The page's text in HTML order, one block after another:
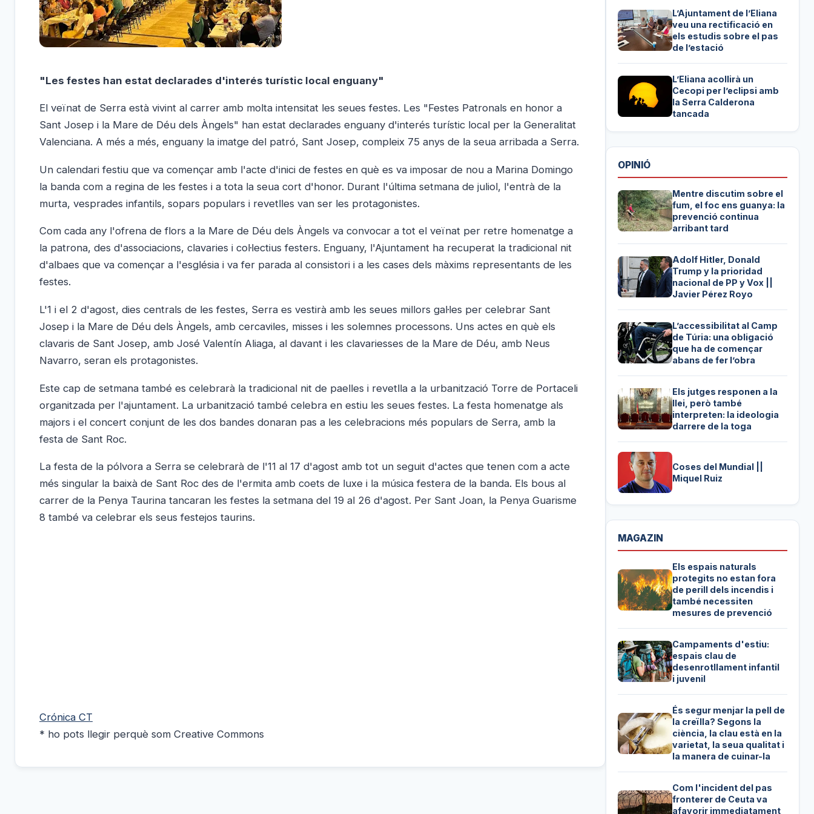
"Les festes han estat declarades d'interés turístic local enguany"
El veïnat de Serra està vivint al carrer amb molta intensitat les seues festes. Les "Festes Patronals en honor a
Sant Josep i la Mare de Déu dels Àngels" han estat declarades enguany d'interés turístic local per la Generalitat
Valenciana. A més a més, enguany la imatge del patró, Sant Josep, compleix 75 anys de la seua arribada a Serra.
Un calendari festiu que va començar amb l'acte d'inici de festes en què es va imposar de nou a Marina Domingo
la banda com a regina de les festes i a tota la seua cort d'honor. Durant l'última setmana de juliol, l'entrà de la
murta, vesprades infantils, sopars populars i revetlles van ser les protagonistes.
Com cada any l'ofrena de flors a la Mare de Déu dels Àngels va convocar a tot el veïnat per retre homenatge a
la patrona, des d'associacions, clavaries i col·lectius festers. Enguany, l'Ajuntament ha recuperat la tradicional nit
d'albaes que va començar a l'església i va fer parada al consistori i a les cases dels màxims representants de les
festes.
L'1 i el 2 d'agost, dies centrals de les festes, Serra es vestirà amb les seues millors gal·les per celebrar Sant
Josep i la Mare de Déu dels Àngels, amb cercaviles, misses i les solemnes processons. Uns actes en què els
clavaris de Sant Josep, amb José Valentín Aliaga, al davant i les clavariesses de la Mare de Déu, amb Neus
Navarro, seran els protagonistes.
Este cap de setmana també es celebrarà la tradicional nit de paelles i revetlla a la urbanització Torre de Portaceli
organitzada per l'ajuntament. La urbanització també celebra en estiu les seues festes. La festa homenatge als
majors i el concert conjunt de les dos bandes donaran pas a les celebracions més populars de Serra, amb la
festa de Sant Roc.
La festa de la pólvora a Serra se celebrarà de l'11 al 17 d'agost amb tot un seguit d'actes que tenen com a acte
més singular la baixà de Sant Roc des de l'ermita amb coets de luxe i la música festera de la banda. Els bous al
carrer de la Penya Taurina tancaran les festes la setmana del 19 al 26 d'agost. Per Sant Joan, la Penya Guarisme
8 també va celebrar els seus festejos taurins.
Crónica CT
* ho pots llegir perquè som Creative Commons
L’Ajuntament de l’Eliana
veu una rectificació en
els estudis sobre el pas
de l’estació
L’Eliana acollirà un
Cecopi per l’eclipsi amb
la Serra Calderona
tancada
OPINIÓ
Mentre discutim sobre el
fum, el foc ens guanya: la
prevenció continua
arribant tard
Adolf Hitler, Donald
Trump y la prioridad
nacional de PP y Vox ||
Javier Pérez Royo
L’accessibilitat al Camp
de Túria: una obligació
que ha de començar
abans de fer l’obra
Els jutges responen a la
llei, però també
interpreten: la ideologia
darrere de la toga
Coses del Mundial ||
Miquel Ruiz
MAGAZIN
Els espais naturals
protegits no estan fora
de perill dels incendis i
també necessiten
mesures de prevenció
Campaments d'estiu:
espais clau de
desenrotllament infantil
i juvenil
És segur menjar la pell de
la creïlla? Segons la
ciència, la clau està en la
varietat, la seua qualitat i
la manera de cuinar-la
Com l'incident del pas
fronterer de Ceuta va
afavorir immediatament